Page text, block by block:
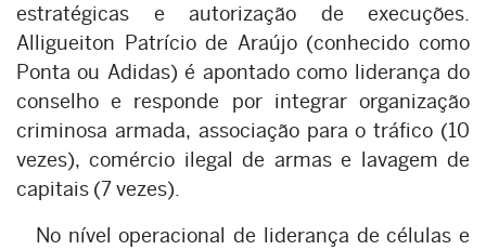
estratégicas e autorização de execuções.
Alligueiton Patrício de Araújo (conhecido como
Ponta ou Adidas) é apontado como liderança do
conselho e responde por integrar organização
criminosa armada, associação para o tráfico (10
vezes), comércio ilegal de armas e lavagem de
capitais (7 vezes).
No nível operacional de liderança de células e